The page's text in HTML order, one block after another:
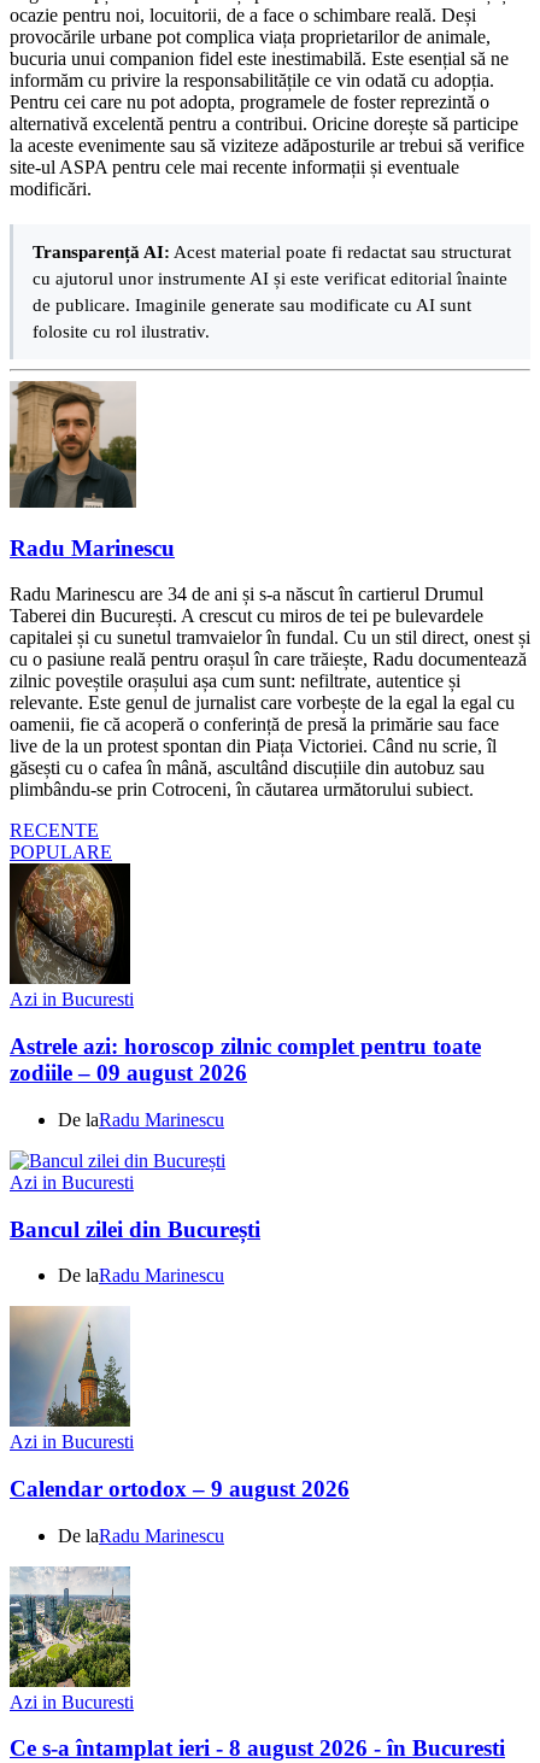
ocazie pentru noi, locuitorii, de a face o schimbare reală. Deși
provocările urbane pot complica viața proprietarilor de animale,
bucuria unui companion fidel este inestimabilă. Este esențial să ne
informăm cu privire la responsabilitățile ce vin odată cu adopția.
Pentru cei care nu pot adopta, programele de foster reprezintă o
alternativă excelentă pentru a contribui. Oricine dorește să participe
la aceste evenimente sau să viziteze adăposturile ar trebui să verifice
site-ul ASPA pentru cele mai recente informații și eventuale
modificări.
Transparență AI: Acest material poate fi redactat sau structurat
cu ajutorul unor instrumente AI și este verificat editorial înainte
de publicare. Imaginile generate sau modificate cu AI sunt
folosite cu rol ilustrativ.
Radu Marinescu
Radu Marinescu are 34 de ani și s-a născut în cartierul Drumul
Taberei din București. A crescut cu miros de tei pe bulevardele
capitalei și cu sunetul tramvaielor în fundal. Cu un stil direct, onest și
cu o pasiune reală pentru orașul în care trăiește, Radu documentează
zilnic poveștile orașului așa cum sunt: nefiltrate, autentice și
relevante. Este genul de jurnalist care vorbește de la egal la egal cu
oamenii, fie că acoperă o conferință de presă la primărie sau face
live de la un protest spontan din Piața Victoriei. Când nu scrie, îl
găsești cu o cafea în mână, ascultând discuțiile din autobuz sau
plimbându-se prin Cotroceni, în căutarea următorului subiect.
RECENTE
POPULARE
Azi in Bucuresti
Astrele azi: horoscop zilnic complet pentru toate
zodiile – 09 august 2026
De laRadu Marinescu
Azi in Bucuresti
Bancul zilei din București
De laRadu Marinescu
Azi in Bucuresti
Calendar ortodox – 9 august 2026
De laRadu Marinescu
Azi in Bucuresti
Ce s-a întamplat ieri - 8 august 2026 - în Bucuresti